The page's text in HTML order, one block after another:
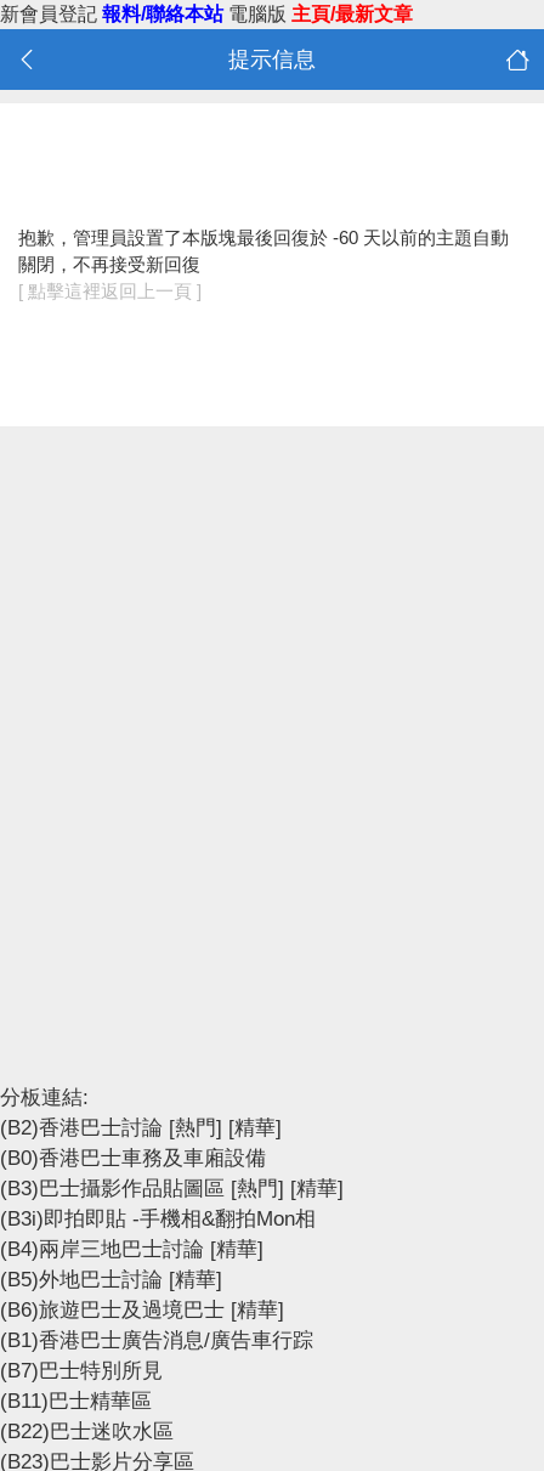
新會員登記 報料/聯絡本站 電腦版 主頁/最新文章
提示信息
抱歉，管理員設置了本版塊最後回復於 -60 天以前的主題自動
關閉，不再接受新回復
[ 點擊這裡返回上一頁 ]
分板連結:
(B2)香港巴士討論 [熱門] [精華]
(B0)香港巴士車務及車廂設備
(B3)巴士攝影作品貼圖區 [熱門] [精華]
(B3i)即拍即貼 -手機相&翻拍Mon相
(B4)兩岸三地巴士討論 [精華]
(B5)外地巴士討論 [精華]
(B6)旅遊巴士及過境巴士 [精華]
(B1)香港巴士廣告消息/廣告車行踪
(B7)巴士特別所見
(B11)巴士精華區
(B22)巴士迷吹水區
(B23)巴士影片分享區